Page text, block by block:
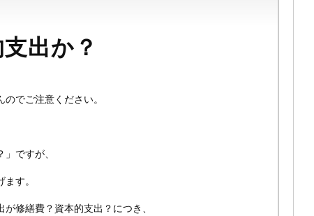
出か？
でご注意ください。
ですが、
す。
修繕費？資本的支出？につき、